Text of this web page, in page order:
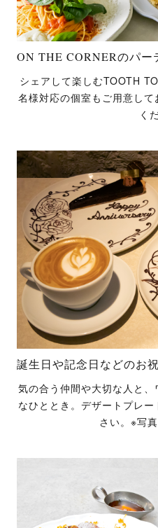
ON THE CORNERのパー
シェアして楽しむTOOTH
名様対応の個室もご用意し
く
誕生日や記念日などのお
気の合う仲間や大切な人と
なひととき。デザートプレ
さい。※写